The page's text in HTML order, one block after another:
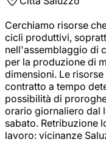
Cerchiamo risorse
cicli produttivi,
nell'assemblaggio di
per la produzione di
dimensioni. Le
contratto a tempo
possibilità di
orario giornaliero dal
sabato. Retribuzione
lavoro: vicinanze